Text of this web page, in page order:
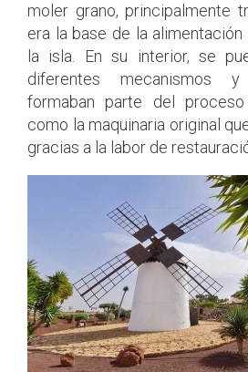
moler grano, principalmente
era la base de la
la isla. En su interior, se
diferentes mecanismos
formaban parte del
como la maquinaria original
gracias a la labor de